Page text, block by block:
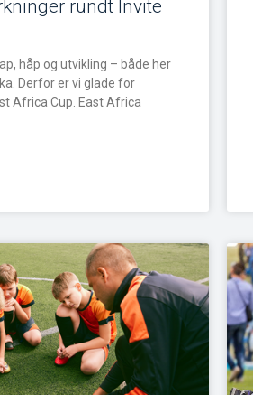
rundt Invite
håp og utvikling – både her
Derfor er vi glade for
Africa Cup. East Africa